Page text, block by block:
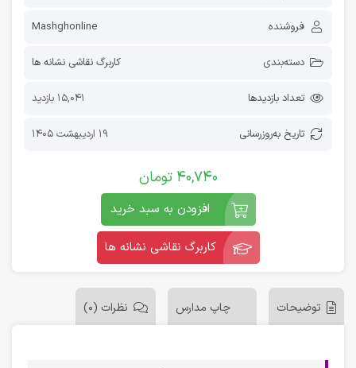
فروشنده Mashghonline
دسته‌بندی کاربرگ نقاشی نشانه ها
تعداد بازدیدها 15,041 بازدید
تاریخ به‌روز‌رسانی 19 اردیبهشت 1405
40,740 تومان
افزودن به سبد خرید
کاربرگ نقاشی نشانه ها
توضیحات چاپ مدارس نظرات (0)